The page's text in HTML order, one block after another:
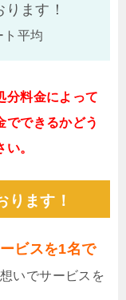
ます！
平均
分料金によって
でできるかどう
。
ります！
ビスを1名で
いでサービスを